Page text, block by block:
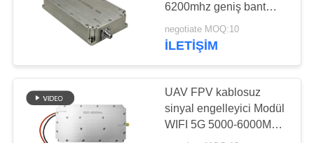
HAKKIMIZDA
FABRIKA
TURU
KALITE
Drone sakatlama
modülü
21
6200mhz geniş bant
drone karşıtı güç
amplifikatör modülü
(hükümet için)
negotiate MOQ:10
İLETIŞIM
UAV FPV kablosuz
sinyal engelleyici Modül
WIFI 5G 5000-6000MHz
50W güç güçlendirici